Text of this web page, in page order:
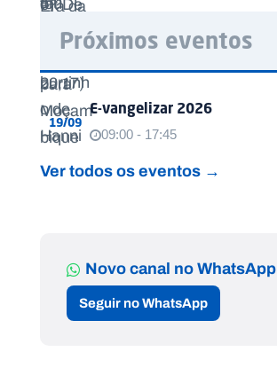
Próximos eventos
19/09
E-vangelizar 2026
09:00 - 17:45
Ver todos os eventos →
Novo canal no WhatsApp
Seguir no WhatsApp